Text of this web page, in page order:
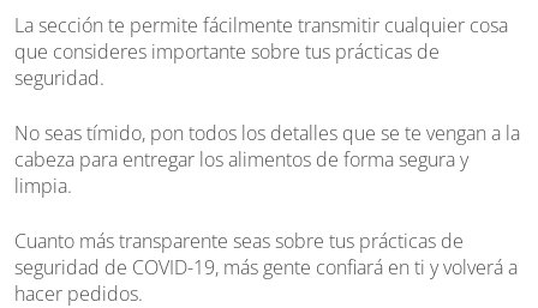
La sección te permite fácilmente transmitir cualquier cosa
que consideres importante sobre tus prácticas de
seguridad.
No seas tímido, pon todos los detalles que se te vengan a la
cabeza para entregar los alimentos de forma segura y
limpia.
Cuanto más transparente seas sobre tus prácticas de
seguridad de COVID-19, más gente confiará en ti y volverá a
hacer pedidos.